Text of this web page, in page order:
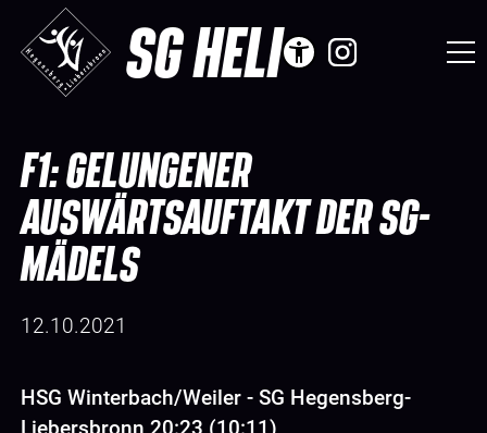
SG HELI
F1: GELUNGENER
AUSWÄRTSAUFTAKT DER SG-
MÄDELS
12.10.2021
HSG Winterbach/Weiler - SG Hegensberg-
Liebersbronn 20:23 (10:11)